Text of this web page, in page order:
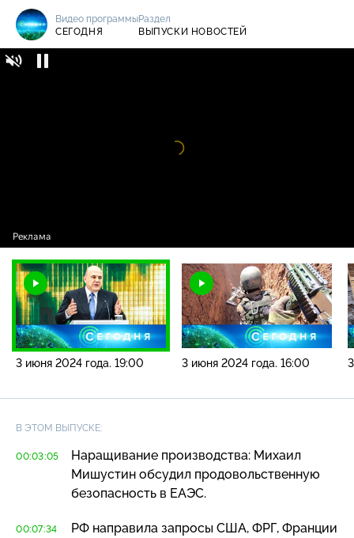
Видео программы
СЕГОДНЯ
Раздел
ВЫПУСКИ НОВОСТЕЙ
Видео
3 июня 2024 года. 19:00 3 июня 2024 года. 16:00
В ЭТОМ ВЫПУСКЕ:
00:03:05
Наращивание производства: Михаил
Мишустин обсудил продовольственную
безопасность в ЕАЭС.
00:07:34
РФ направила запросы США, ФРГ, Франции